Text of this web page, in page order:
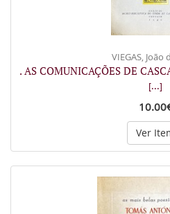
VIEGAS, João
. AS COMUNICAÇÕES DE
[...]
Ver